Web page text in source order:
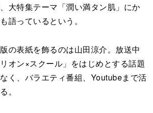
大特集テーマ「潤い満タン肌」にか
語っているという。
の表紙を飾るのは山田涼介。放送中
オン×スクール」をはじめとする話題
く、バラエティ番組、Youtubeまで活
。